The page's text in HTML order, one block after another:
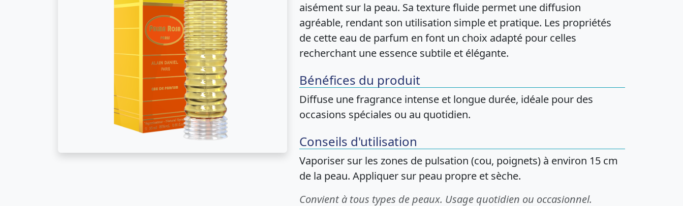
aisément sur la peau. Sa texture fluide permet une diffusion
agréable, rendant son utilisation simple et pratique. Les propriétés
de cette eau de parfum en font un choix adapté pour celles
recherchant une essence subtile et élégante.
Bénéfices du produit
Diffuse une fragrance intense et longue durée, idéale pour des
occasions spéciales ou au quotidien.
Conseils d'utilisation
Vaporiser sur les zones de pulsation (cou, poignets) à environ 15 cm
de la peau. Appliquer sur peau propre et sèche.
Convient à tous types de peaux. Usage quotidien ou occasionnel.